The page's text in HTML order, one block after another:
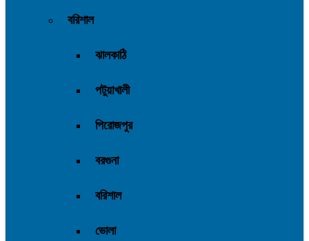
বরিশাল
ঝালকাঠি
পটুয়াখালী
পিরোজপুর
বরগুনা
বরিশাল
ভোলা